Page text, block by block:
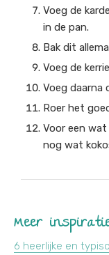
Voeg de
in de pan.
Bak dit
Voeg de
Voeg daarna
Roer het
Voor een
nog wat
Meer
6 heerlijke en